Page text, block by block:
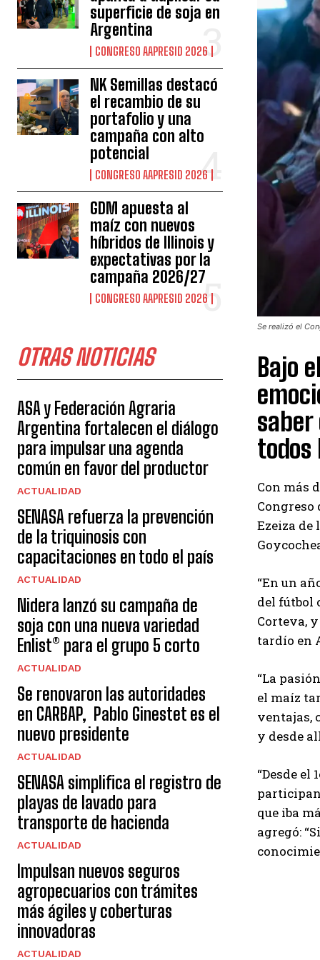
superficie de soja en
Argentina
CONGRESO AAPRESID 2026
NK Semillas destacó
el recambio de su
portafolio y una
campaña con alto
potencial
CONGRESO AAPRESID 2026
GDM apuesta al
maíz con nuevos
híbridos de Illinois y
expectativas por la
campaña 2026/27
CONGRESO AAPRESID 2026
OTRAS NOTICIAS
ASA y Federación Agraria
Argentina fortalecen el diálogo
para impulsar una agenda
común en favor del productor
ACTUALIDAD
SENASA refuerza la prevención
de la triquinosis con
capacitaciones en todo el país
ACTUALIDAD
Nidera lanzó su campaña de
soja con una nueva variedad
Enlist® para el grupo 5 corto
ACTUALIDAD
Se renovaron las autoridades
en CARBAP, Pablo Ginestet es el
nuevo presidente
ACTUALIDAD
SENASA simplifica el registro de
playas de lavado para
transporte de hacienda
ACTUALIDAD
Impulsan nuevos seguros
agropecuarios con trámites
más ágiles y coberturas
innovadoras
ACTUALIDAD
Se realizó el
Bajo
todos
Con más
Congreso
Ezeiza de
“En un
del fútbol
Corteva,
tardío en
“La
el maíz
ventajas,
y desde
“Desde el
que iba
agregó: